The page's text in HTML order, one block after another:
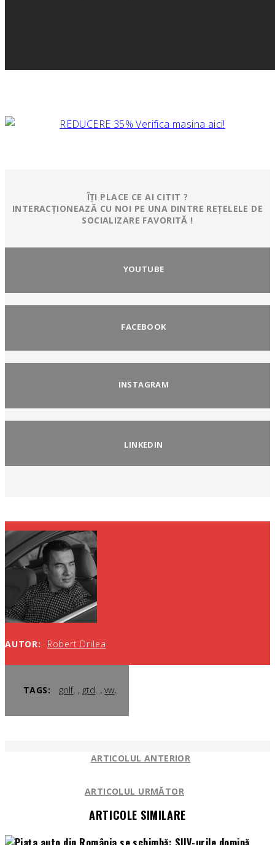
ÎȚI PLACE CE AI CITIT ?
INTERACȚIONEAZĂ CU NOI PE UNA DINTRE REȚELELE DE
SOCIALIZARE FAVORITĂ !
YOUTUBE
FACEBOOK
INSTAGRAM
LINKEDIN
AUTOR: Robert Drilea
TAGS: golf , gtd ,vw,
ARTICOLUL ANTERIOR
ARTICOLUL URMĂTOR
ARTICOLE SIMILARE